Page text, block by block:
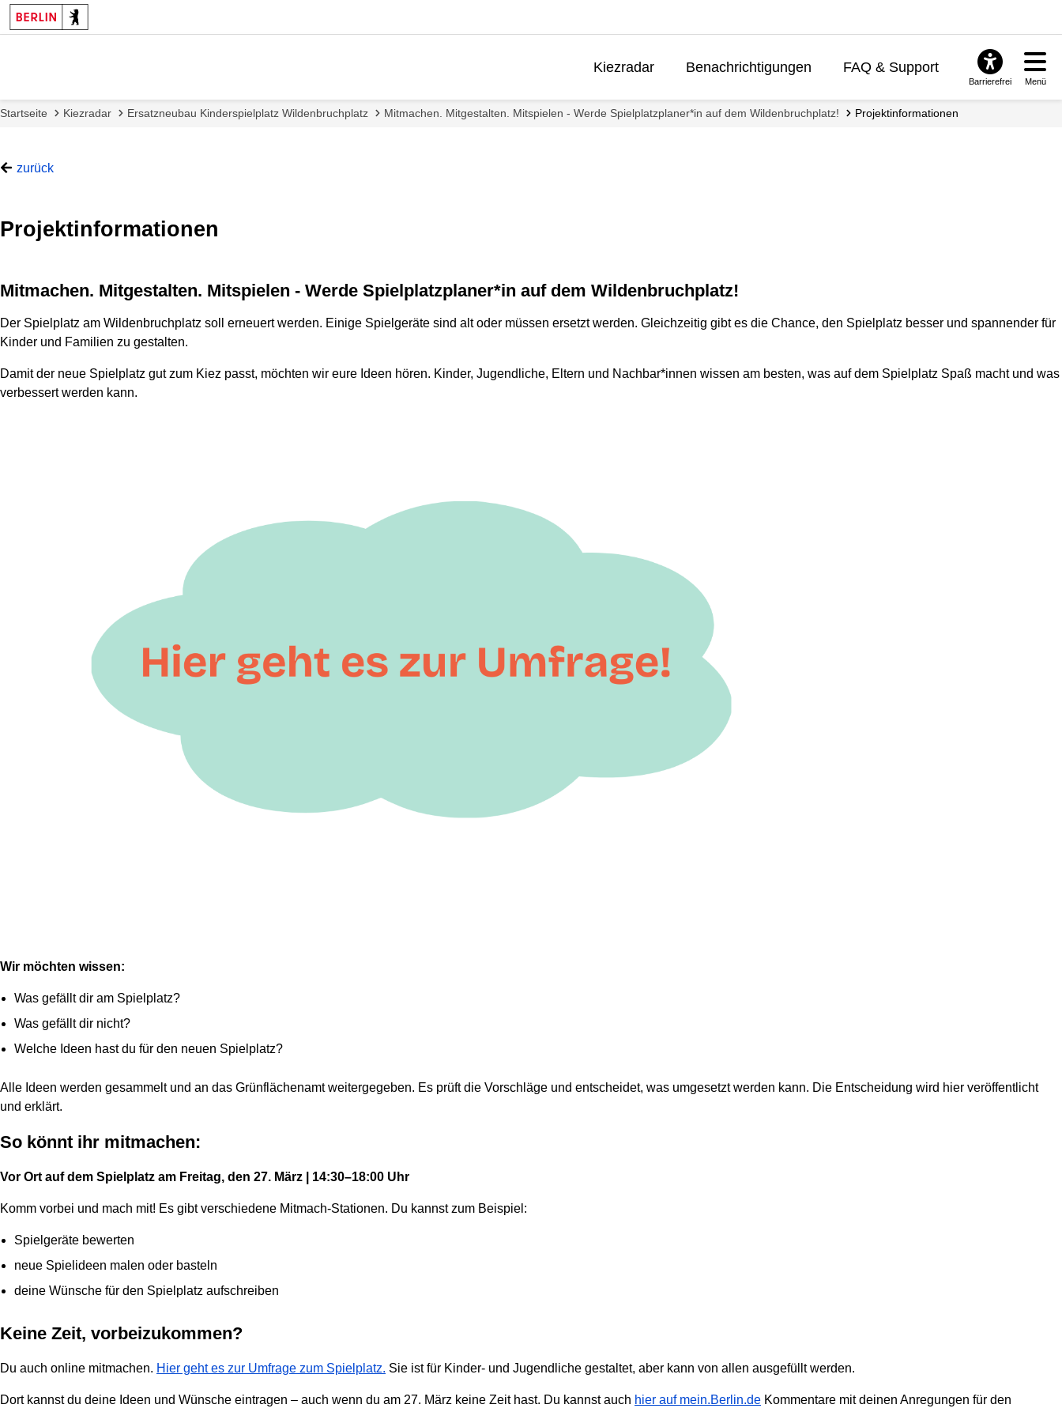
Kiezradar Benachrichtigungen FAQ & Support
Barrierefrei Menü
Startseite Kiezradar Ersatzneubau Kinderspielplatz Wildenbruchplatz Mitmachen. Mitgestalten. Mitspielen - Werde Spielplatzplaner*in auf dem Wildenbruchplatz! Projektinformationen
zurück
Projektinformationen
Mitmachen. Mitgestalten. Mitspielen - Werde Spielplatzplaner*in auf dem Wildenbruchplatz!
Der Spielplatz am Wildenbruchplatz soll erneuert werden. Einige Spielgeräte sind alt oder müssen ersetzt werden. Gleichzeitig gibt es die Chance, den Spielplatz besser und spannender für
Kinder und Familien zu gestalten.
Damit der neue Spielplatz gut zum Kiez passt, möchten wir eure Ideen hören. Kinder, Jugendliche, Eltern und Nachbar*innen wissen am besten, was auf dem Spielplatz Spaß macht und was
verbessert werden kann.
Wir möchten wissen:
Was gefällt dir am Spielplatz?
Was gefällt dir nicht?
Welche Ideen hast du für den neuen Spielplatz?
Alle Ideen werden gesammelt und an das Grünflächenamt weitergegeben. Es prüft die Vorschläge und entscheidet, was umgesetzt werden kann. Die Entscheidung wird hier veröffentlicht
und erklärt.
So könnt ihr mitmachen:
Vor Ort auf dem Spielplatz am Freitag, den 27. März | 14:30–18:00 Uhr
Komm vorbei und mach mit! Es gibt verschiedene Mitmach-Stationen. Du kannst zum Beispiel:
Spielgeräte bewerten
neue Spielideen malen oder basteln
deine Wünsche für den Spielplatz aufschreiben
Keine Zeit, vorbeizukommen?
Du auch online mitmachen. Hier geht es zur Umfrage zum Spielplatz. Sie ist für Kinder- und Jugendliche gestaltet, aber kann von allen ausgefüllt werden.
Dort kannst du deine Ideen und Wünsche eintragen – auch wenn du am 27. März keine Zeit hast. Du kannst auch hier auf mein.Berlin.de Kommentare mit deinen Anregungen für den